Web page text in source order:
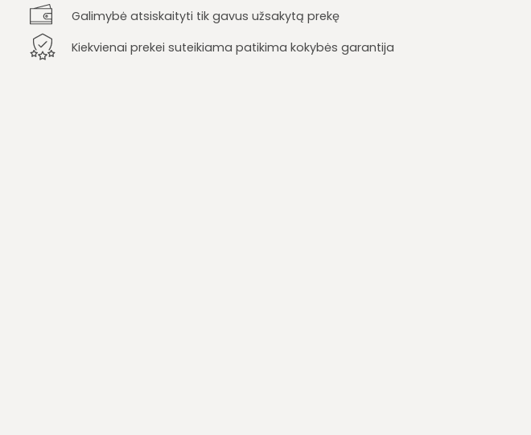
Galimybė atsiskaityti tik gavus užsakytą prekę
Kiekvienai prekei suteikiama patikima kokybės garantija